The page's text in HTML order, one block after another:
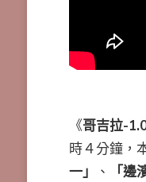
《哥吉拉-
時４分鐘，
一」
、 「邊